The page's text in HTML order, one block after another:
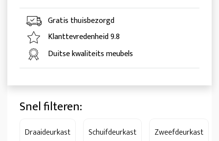
Gratis thuisbezorgd
Klanttevredenheid 9.8
Duitse kwaliteits meubels
Snel filteren:
Draaideurkast Schuifdeurkast Zweefdeurkast